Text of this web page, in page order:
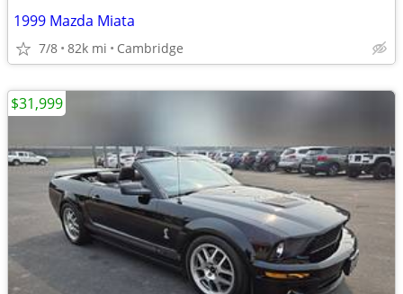
1999 Mazda Miata
7/8 82k mi Cambridge
$31,999